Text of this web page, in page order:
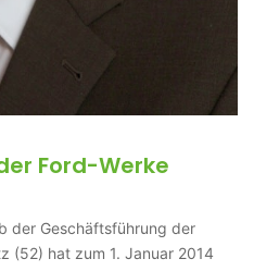
Ford-Werke
der Geschäftsführung der
(52) hat zum 1. Januar 2014